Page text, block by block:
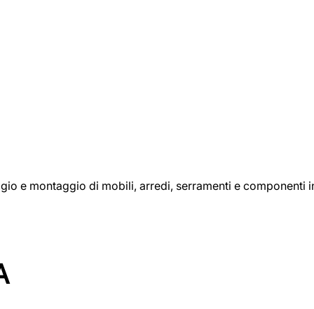
e montaggio di mobili, arredi, serramenti e componenti